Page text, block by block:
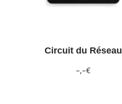
Circuit du Réseau
–,–€